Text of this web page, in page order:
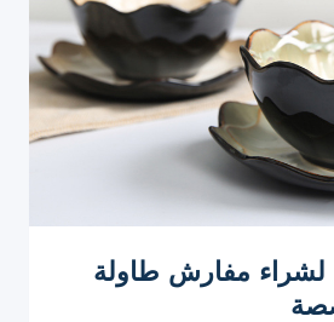
لشراء مفارش طاولة